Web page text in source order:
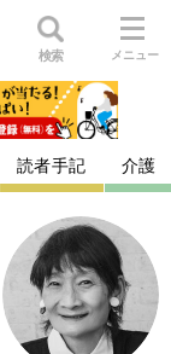
検索 メニュー
読者手記 介護